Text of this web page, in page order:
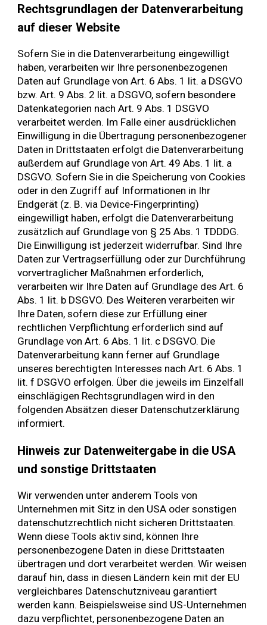
Rechtsgrundlagen der Datenverarbeitung
auf dieser Website
Sofern Sie in die Datenverarbeitung eingewilligt
haben, verarbeiten wir Ihre personenbezogenen
Daten auf Grundlage von Art. 6 Abs. 1 lit. a DSGVO
bzw. Art. 9 Abs. 2 lit. a DSGVO, sofern besondere
Datenkategorien nach Art. 9 Abs. 1 DSGVO
verarbeitet werden. Im Falle einer ausdrücklichen
Einwilligung in die Übertragung personenbezogener
Daten in Drittstaaten erfolgt die Datenverarbeitung
außerdem auf Grundlage von Art. 49 Abs. 1 lit. a
DSGVO. Sofern Sie in die Speicherung von Cookies
oder in den Zugriff auf Informationen in Ihr
Endgerät (z. B. via Device-Fingerprinting)
eingewilligt haben, erfolgt die Datenverarbeitung
zusätzlich auf Grundlage von § 25 Abs. 1TDDDG.
Die Einwilligung ist jederzeit widerrufbar. Sind Ihre
Daten zur Vertragserfüllung oder zur Durchführung
vorvertraglicher Maßnahmen erforderlich,
verarbeiten wir Ihre Daten auf Grundlage des Art. 6
Abs. 1 lit. b DSGVO. Des Weiteren verarbeiten wir
Ihre Daten, sofern diese zur Erfüllung einer
rechtlichen Verpflichtung erforderlich sind auf
Grundlage von Art. 6 Abs. 1 lit. c DSGVO. Die
Datenverarbeitung kann ferner auf Grundlage
unseres berechtigten Interesses nach Art. 6 Abs. 1
lit. f DSGVO erfolgen. Über die jeweils im Einzelfall
einschlägigen Rechtsgrundlagen wird in den
folgenden Absätzen dieser Datenschutzerklärung
informiert.
Hinweis zur Datenweitergabe in die USA
und sonstige Drittstaaten
Wir verwenden unter anderem Tools von
Unternehmen mit Sitz in den USA oder sonstigen
datenschutzrechtlich nicht sicheren Drittstaaten.
Wenn diese Tools aktiv sind, können Ihre
personenbezogene Daten in diese Drittstaaten
übertragen und dort verarbeitet werden. Wir weisen
darauf hin, dass in diesen Ländern kein mit der EU
vergleichbares Datenschutzniveau garantiert
werden kann. Beispielsweise sind US-Unternehmen
dazu verpflichtet, personenbezogene Daten an